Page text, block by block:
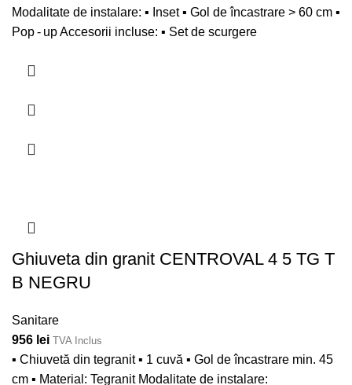
Modalitate de instalare: ▪ Inset ▪ Gol de încastrare > 60 cm ▪
Pop - up Accesorii incluse: ▪ Set de scurgere
Ghiuveta din granit CENTROVAL 4 5 TG T
B NEGRU
Sanitare
956 lei TVA Inclus
▪ Chiuvetă din tegranit ▪ 1 cuvă ▪ Gol de încastrare min. 45
cm ▪ Material: Tegranit Modalitate de instalare: